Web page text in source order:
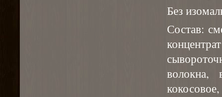
Без
Состав:
волокна,